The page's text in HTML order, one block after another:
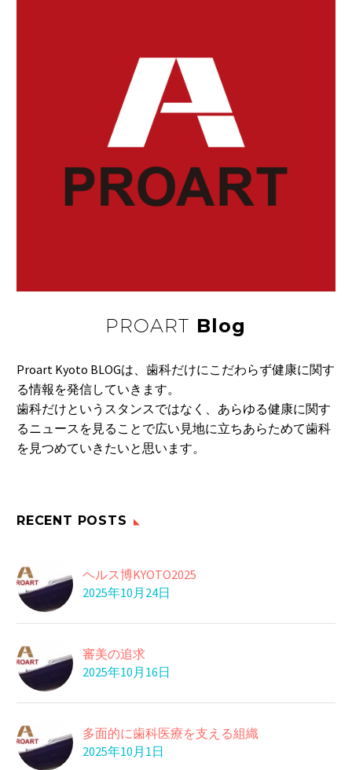
アは、同国保健省の
エコノミークラス症候
飛行機の中など、ずっ
と座ったまま同じ体
30 11月 2016
食物繊維でヘルシーに
食物繊維はノンカロリ
ーだというわけでは
あ…
28 9月 2016
プラークとは
15 3月 2024
お口の臭いが気になる
い…
23 1月 2019
一日の中で、口の中の
細菌が一番多いのは
朝…
21 7月 2017
若さを維持する
09 12月 2022
糖尿病悪化予防
対…
うなぎはいかが？
ウォーキング
ウォーキングはカラダ
て…
はじまりはいつもフル
ーツ
とっても手軽に食べれ
梨…
29 9月 2020
チロシンで神経の働き
を活性化
PROART Blog
Proart Kyoto BLOGは、歯科だけにこだわらず健康に関す
る情報を発信していきます。
歯科だけというスタンスではなく、あらゆる健康に関す
るニュースを見ることで広い見地に立ちあらためて歯科
を見つめていきたいと思います。
RECENT POSTS
ヘルス博KYOTO2025
2025年10月24日
審美の追求
2025年10月16日
多面的に歯科医療を支える組織
2025年10月1日